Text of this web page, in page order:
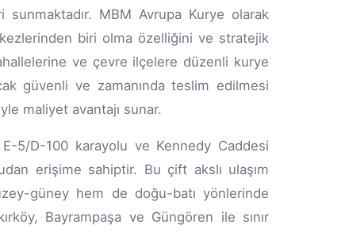
sunmaktadır. MBM Avrupa Kurye olarak
biri olma özelliğini ve stratejik
ve çevre ilçelere düzenli kurye
güvenli ve zamanında teslim edilmesi
maliyet avantajı sunar.
5/D-100 karayolu ve Kennedy Caddesi
erişime sahiptir. Bu çift akslı ulaşım
güney hem de doğu-batı yönlerinde
Bayrampaşa ve Güngören ile sınır